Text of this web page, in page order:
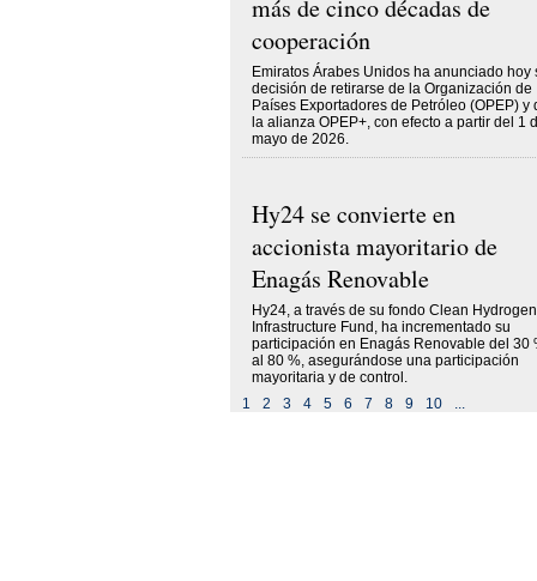
más de cinco décadas de
cooperación
Emiratos Árabes Unidos ha anunciado hoy
decisión de retirarse de la Organización de
Países Exportadores de Petróleo (OPEP) y
la alianza OPEP+, con efecto a partir del 1
mayo de 2026.
Hy24 se convierte en
accionista mayoritario de
Enagás Renovable
Hy24, a través de su fondo Clean Hydrogen
Infrastructure Fund, ha incrementado su
participación en Enagás Renovable del 30
al 80 %, asegurándose una participación
mayoritaria y de control.
1
2 3 4 5 6 7 8 9 10 ...